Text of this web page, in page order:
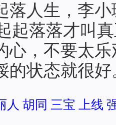
落人生，李
起落落才叫
心，不要太
的状态就很好
人 胡同 三宝 上线